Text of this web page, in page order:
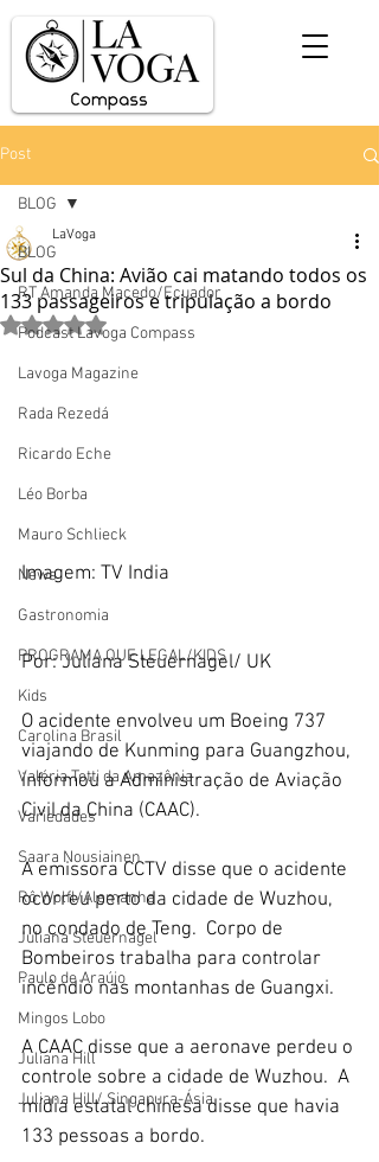
Post
BLOG
RT Amanda Macedo/Ecuador
Podcast Lavoga Compass
Lavoga Magazine
Rada Rezedá
Ricardo Eche
Léo Borba
Mauro Schlieck
News
Gastronomia
PROGRAMA QUE LEGAL/KIDS
Kids
Carolina Brasil
Valéria Totti da Amazônia
Variedades
Saara Nousiainen
Rô Wolfl/Alemanha
Juliana Steuernagel
Paulo de Araújo
Mingos Lobo
Juliana Hill
Juliana Hill/ Singapura-Ásia
BLOG
Sul da China: Avião cai matando todos os
133 passageiros e tripulação a bordo
LaVoga
Avaliado com NaN de 5 estrelas.
Imagem: TV India
Por: Juliana Steuernagel/ UK
O acidente envolveu um Boeing 737
viajando de Kunming para Guangzhou,
informou a Administração de Aviação
Civil da China (CAAC).
A emissora CCTV disse que o acidente
ocorreu perto da cidade de Wuzhou,
no condado de Teng.  Corpo de
Bombeiros trabalha para controlar
incêndio nas montanhas de Guangxi.
A CAAC disse que a aeronave perdeu o
controle sobre a cidade de Wuzhou.  A
mídia estatal chinesa disse que havia
133 pessoas a bordo.